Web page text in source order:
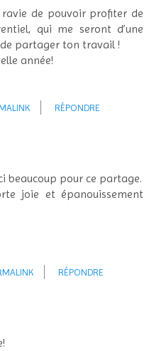
de pouvoir profiter de
qui me seront d’une
partager ton travail !
année!
RÉPONDRE
beaucoup pour ce partage.
joie et épanouissement
RÉPONDRE